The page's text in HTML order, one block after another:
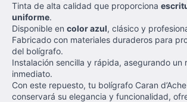
Tinta de alta calidad que proporciona
uniforme.
Disponible en color azul, clásico y
Fabricado con materiales duraderos para
del bolígrafo.
Instalación sencilla y rápida, asegurando un
inmediato.
Con este repuesto, tu bolígrafo Caran
conservará su elegancia y funcionalidad,